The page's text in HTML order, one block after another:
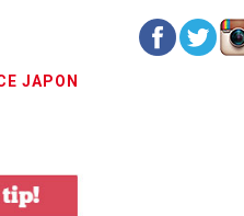
JAPON